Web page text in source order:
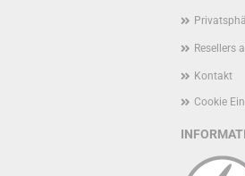
Resellers
Kontakt
Cookie